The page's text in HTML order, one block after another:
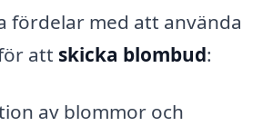
fördelar med att använda
att skicka blombud:
av blommor och